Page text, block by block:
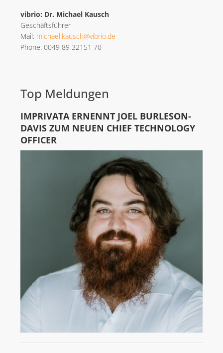
vibrio: Dr. Michael Kausch
Geschäftsführer
Mail: michael.kausch@vibrio.de
Phone: 0049 89 32151 70
Top Meldungen
IMPRIVATA ERNENNT JOEL BURLESON-
DAVIS ZUM NEUEN CHIEF TECHNOLOGY
OFFICER